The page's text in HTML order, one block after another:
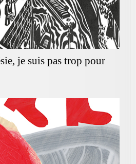
je suis pas trop pour